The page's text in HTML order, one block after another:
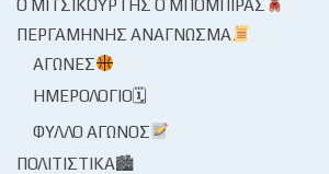
Ο ΜΙΤΣΙΚΟΥΡΤΉΣ Ο ΜΠΌΜΠΙΡΑΣ
ΠΕΡΓΑΜΗΝΉΣ ΑΝΆΓΝΩΣΜΑ
ΑΓΏΝΕΣ
ΗΜΕΡΟΛΌΓΙΟ🗓
ΦΎΛΛΟ ΑΓΏΝΟΣ
ΠΟΛΙΤΙΣΤΙΚΆ🏙